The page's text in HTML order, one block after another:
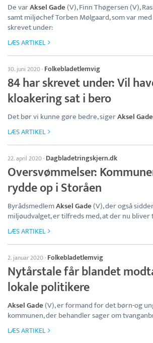
De varAksel Gade(V), Finn Thøgersen (V),
samt miljøchef Torben Mølgaard, som var
skrevet under:
LÆS ARTIKEL
30. juni 2020· Folkebladetlemvig
84 har skrevet under: Vil
kloakering sat i bero
Det bør vi kunne gøre bedre, sigerAksel Gade
LÆS ARTIKEL
22. april 2020· Dagbladetringskjern.dk
Oversvømmelser:
rydde op i Storåen
ByrådsmedlemAksel Gade(V), der også
miljøudvalget, er tilfreds med, at der nu bliver
LÆS ARTIKEL
2. januar 2020· Folkebladetlemvig
Nytårstale får blandet
lokale politikere
Aksel Gade(V), er formand for det børn-og
kommunen, der behandler sager om
LÆS ARTIKEL